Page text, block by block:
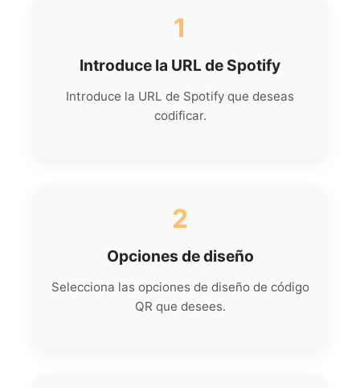
1
Introduce la URL de Spotify
Introduce la URL de Spotify que deseas
codificar.
2
Opciones de diseño
Selecciona las opciones de diseño de código
QR que desees.